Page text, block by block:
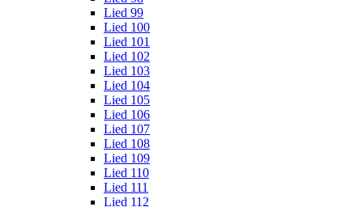
Lied 99
Lied 100
Lied 101
Lied 102
Lied 103
Lied 104
Lied 105
Lied 106
Lied 107
Lied 108
Lied 109
Lied 110
Lied 111
Lied 112